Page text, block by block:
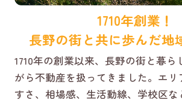
1710年創業！
長野の街と共に歩んだ地
1710年の創業以来、長野の街と暮ら
がら不動産を扱ってきました。エ
すさ、相場感、生活動線、学校区な